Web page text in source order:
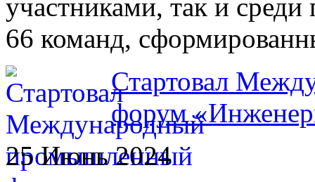
участниками, так и
66 команд,
Стартовал
форум
25 Июнь 2024